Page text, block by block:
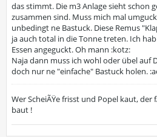
das stimmt. Die m3 Anlage sieht schon
zusammen sind. Muss mich mal
unbedingt ne Bastuck. Diese Remus
ja auch total in die Tonne treten. Ich
Essen angeguckt. Oh mann :kotz:
Naja dann muss ich wohl oder übel auf
doch nur ne "einfache" Bastuck holen.
Wer ScheiÃŸe frisst und Popel kaut, der
baut !